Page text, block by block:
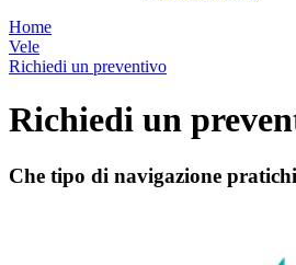
Home
Vele
Richiedi un preventivo
Richiedi un
Che tipo di navigazione